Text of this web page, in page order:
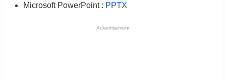
Microsoft PowerPoint : PPTX
Advertisement